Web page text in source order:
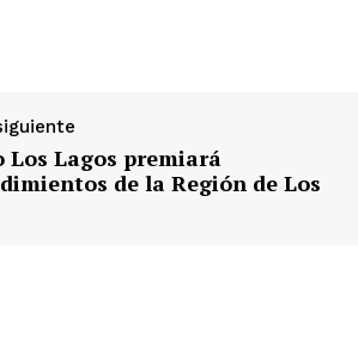
Los Lagos premiará
de la Región de Los